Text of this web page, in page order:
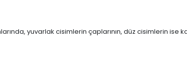
yuvarlak cisimlerin çaplarının, düz cisimlerin ise